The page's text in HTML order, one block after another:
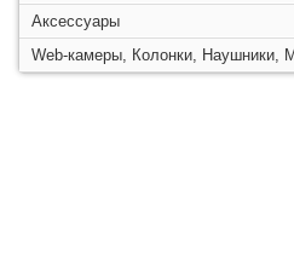
Аксессуары
Web-камеры, Колонки, Наушники,